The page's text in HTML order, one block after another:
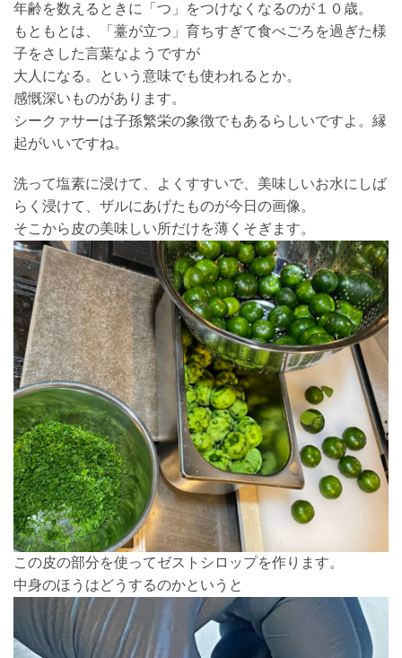
年齢を数えるときに「つ」をつけなくなるのが１０歳。
もともとは、「薹が立つ」育ちすぎて食べごろを過ぎた様
子をさした言葉なようですが
大人になる。という意味でも使われるとか。
感慨深いものがあります。
シークァサーは子孫繁栄の象徴でもあるらしいですよ。縁
起がいいですね。
洗って塩素に浸けて、よくすすいで、美味しいお水にしば
らく浸けて、ザルにあげたものが今日の画像。
そこから皮の美味しい所だけを薄くそぎます。
この皮の部分を使ってゼストシロップを作ります。
中身のほうはどうするのかというと